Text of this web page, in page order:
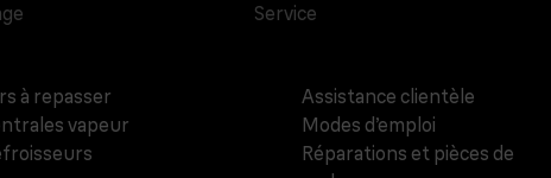
à repasser
vapeur
Service
Assistance clientèle
Modes d’emploi
Réparations et pièces de